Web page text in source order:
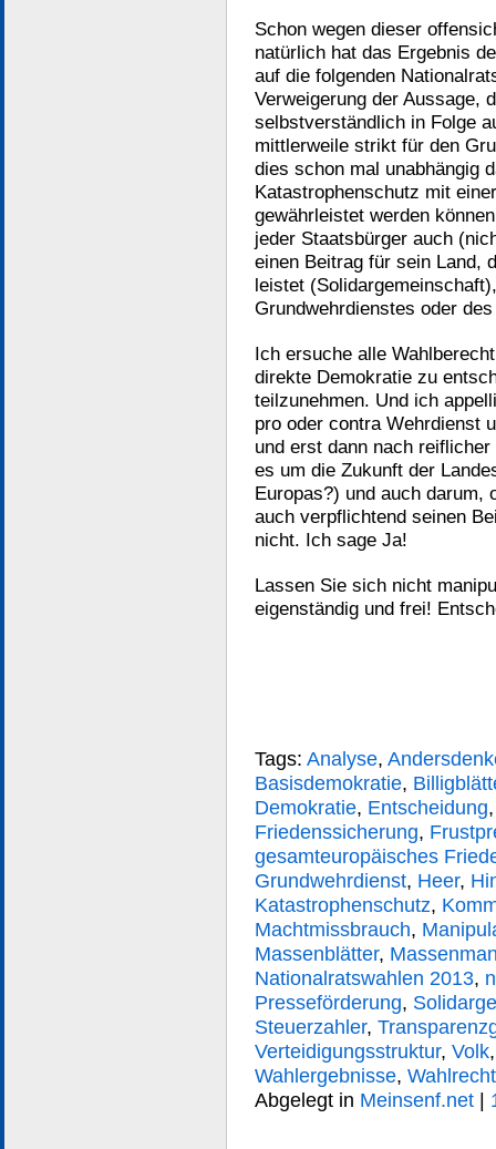
Schon wegen dieser
natürlich hat das Ergebnis
auf die folgenden
Verweigerung der Aussage,
selbstverständlich in Folge
mittlerweile strikt für den
dies schon mal unabhängig
Katastrophenschutz mit
gewährleistet werden
jeder Staatsbürger auch
einen Beitrag für sein Land,
leistet
Grundwehrdienstes oder
Ich ersuche alle
direkte Demokratie zu
teilzunehmen. Und ich
pro oder contra Wehrdienst
und erst dann nach
es um die Zukunft der
Europas?) und auch darum,
auch verpflichtend seinen
nicht. Ich sage Ja!
Lassen Sie sich nicht
eigenständig und frei!
Tags: Analyse,
Basisdemokratie,
Demokratie, Entscheidung
Friedenssicherung,
gesamteuropäisches
Grundwehrdienst, Heer,
Katastrophenschutz,
Machtmissbrauch,
Massenblätter,
Nationalratswahlen 2013,
Presseförderung,
Steuerzahler,
Verteidigungsstruktur, Volk
Wahlergebnisse, Wahlrecht
Abgelegt in Meinsenf.net |